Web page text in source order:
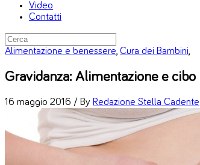
Video
Contatti
Alimentazione e benessere, Cura dei Bambini,
Gravidanza: Alimentazione e cibo
16 maggio 2016 / By Redazione Stella Cadente